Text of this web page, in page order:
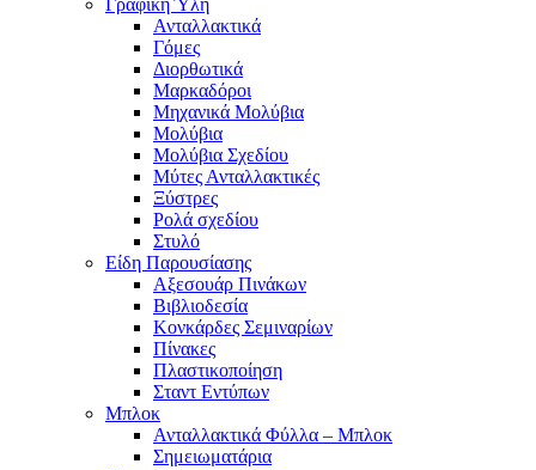
Ανταλλακτικά
Γόμες
Διορθωτικά
Μαρκαδόροι
Μηχανικά Μολύβια
Μολύβια
Μολύβια Σχεδίου
Μύτες Ανταλλακτικές
Ξύστρες
Ρολά σχεδίου
Στυλό
Είδη Παρουσίασης
Αξεσουάρ Πινάκων
Βιβλιοδεσία
Κονκάρδες Σεμιναρίων
Πίνακες
Πλαστικοποίηση
Σταντ Εντύπων
Μπλοκ
Ανταλλακτικά Φύλλα – Μπλοκ
Σημειωματάρια